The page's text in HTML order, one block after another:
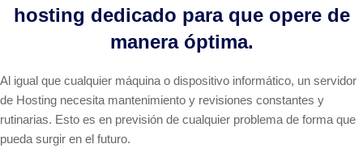
hosting dedicado para que opere de
manera óptima.
Al igual que cualquier máquina o dispositivo informático, un servidor
de Hosting necesita mantenimiento y revisiones constantes y
rutinarias. Esto es en previsión de cualquier problema de forma que
pueda surgir en el futuro.